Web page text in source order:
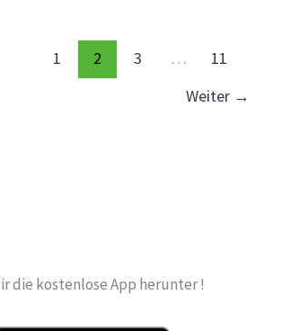
1 2 3 …
11
Weiter →
die kostenlose App herunter !